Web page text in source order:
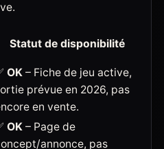
Statut de disponibilité
OK – Fiche de jeu active,
prévue en 2026, pas
en vente.
OK – Page de
annonce, pas